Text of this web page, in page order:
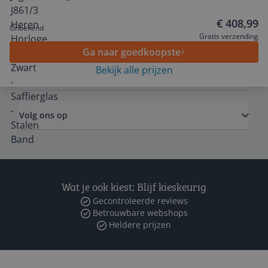
Onbekend € 408,99
Gratis verzending
Ga naar goedkoopste
Bekijk alle prijzen
Algemeen
Volg ons op
Wat je ook kiest: Blijf kieskeurig
Gecontroleerde reviews
Betrouwbare webshops
Heldere prijzen